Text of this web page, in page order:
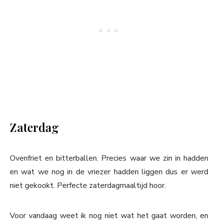
Zaterdag
Ovenfriet en bitterballen. Precies waar we zin in hadden
en wat we nog in de vriezer hadden liggen dus er werd
niet gekookt. Perfecte zaterdagmaaltijd hoor.
Voor vandaag weet ik nog niet wat het gaat worden, en